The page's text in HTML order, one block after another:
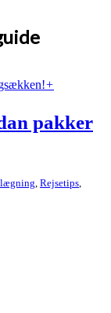
+
pakker
Rejsetips